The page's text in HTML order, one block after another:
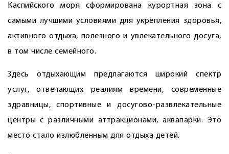
Каспийского моря сформирована курортная зона с
самыми лучшими условиями для укрепления здоровья,
активного отдыха, полезного и увлекательного досуга,
в том числе семейного.
Здесь отдыхающим предлагаются широкий спектр
услуг, отвечающих реалиям времени, современные
здравницы, спортивные и досугово-развлекательные
центры с различными аттракционами, аквапарки. Это
место стало излюбленным для отдыха детей.